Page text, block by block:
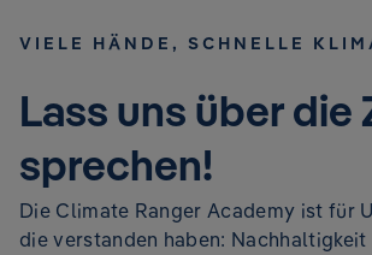
VIELE HÄNDE, SCHNELLE
Lass uns über die
sprechen!
Die Climate Ranger Academy ist für
die verstanden haben: